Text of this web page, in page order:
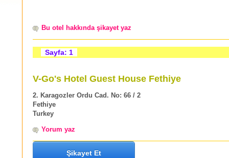
Bu otel hakkında şikayet yaz
Sayfa: 1
V-Go's Hotel Guest House Fethiye
2. Karagozler Ordu Cad. No: 66 / 2
Fethiye
Turkey
Yorum yaz
Şikayet Et